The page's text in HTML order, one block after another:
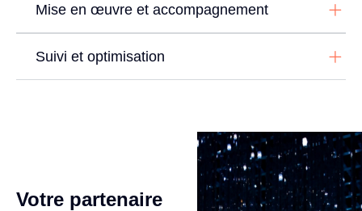
Mise en œuvre et accompagnement
Suivi et optimisation
Votre partenaire